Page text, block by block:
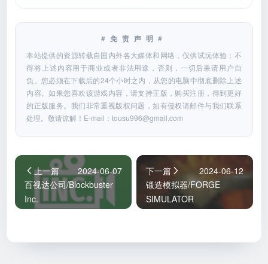
#免责声明#
本站提供的资源转载自国内外各大媒体和网络，仅供试玩体验；不
得将上述内容用于商业或者非法用途，否则，一切后果请用户自
负。您必须在下载后的24个小时之内，从您的电脑中彻底删除上述
内容。如果您喜欢该游戏内容，请支持正版，购买注册，得到更好
的正版服务。我们非常重视版权问题，如有侵权请邮件与我们联系
处理。敬请谅解！E-mail：tousu996@gmail.com
上一篇
2024-06-07
百视达公司/Blockbuster
Inc.
下一篇
2024-06-12
锻造模拟器/FORGE
SIMULATOR